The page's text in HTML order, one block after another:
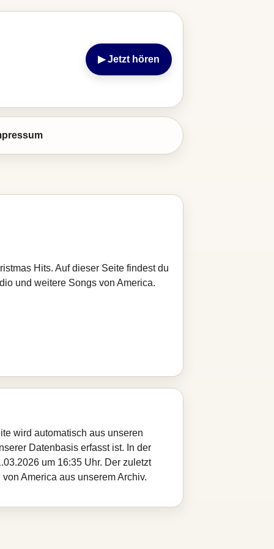
▶ Jetzt hören
Hits. Auf dieser Seite findest du
und weitere Songs von America.
wird automatisch aus unseren
Datenbasis erfasst ist. In der
um 16:35 Uhr. Der zuletzt
America aus unserem Archiv.